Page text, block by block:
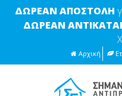
ΔΩΡΕΑΝ ΑΠΟΣΤΟΛΗ
ΔΩΡΕΑΝ
Αρχική